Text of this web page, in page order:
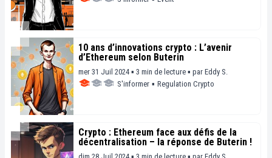
10 ans d’innovations crypto : L’avenir
d’Ethereum selon Buterin
mer 31 Juil 2024 ▪ 3 min de lecture ▪ par Eddy S.
S'informer ▪ Regulation Crypto
Crypto : Ethereum face aux défis de la
décentralisation – la réponse de Buterin !